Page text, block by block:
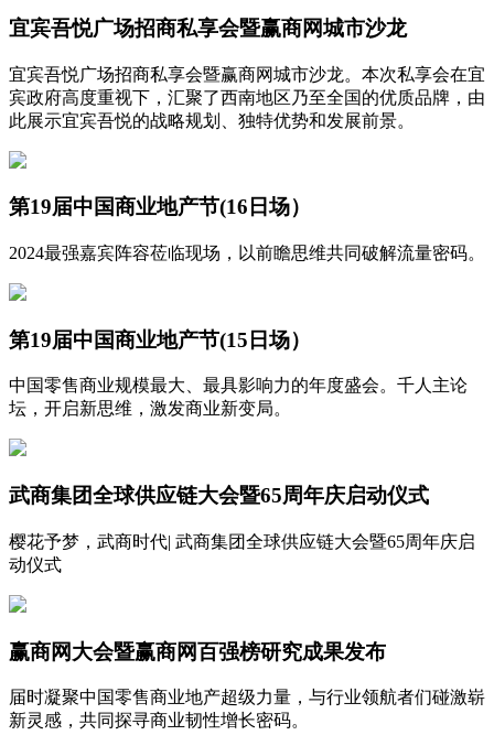
宜宾吾悦广场招商私享会暨赢商网城市沙龙
宜宾吾悦广场招商私享会暨赢商网城市沙龙。本次私享会在宜
宾政府高度重视下，汇聚了西南地区乃至全国的优质品牌，由
此展示宜宾吾悦的战略规划、独特优势和发展前景。
第19届中国商业地产节(16日场）
2024最强嘉宾阵容莅临现场，以前瞻思维共同破解流量密码。
第19届中国商业地产节(15日场）
中国零售商业规模最大、最具影响力的年度盛会。千人主论
坛，开启新思维，激发商业新变局。
武商集团全球供应链大会暨65周年庆启动仪式
樱花予梦，武商时代| 武商集团全球供应链大会暨65周年庆启
动仪式
赢商网大会暨赢商网百强榜研究成果发布
届时凝聚中国零售商业地产超级力量，与行业领航者们碰激崭
新灵感，共同探寻商业韧性增长密码。